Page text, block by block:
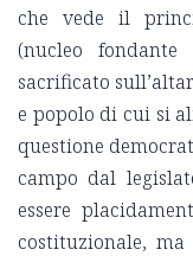
che vede il
(nucleo
sacrificato
e popolo di cui si
questione
campo dal
essere
costituzionale,